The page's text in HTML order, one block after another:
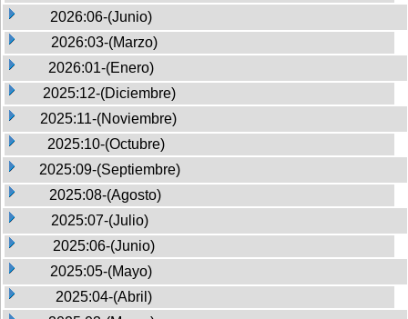
2026:06-(Junio)
2026:03-(Marzo)
2026:01-(Enero)
2025:12-(Diciembre)
2025:11-(Noviembre)
2025:10-(Octubre)
2025:09-(Septiembre)
2025:08-(Agosto)
2025:07-(Julio)
2025:06-(Junio)
2025:05-(Mayo)
2025:04-(Abril)